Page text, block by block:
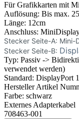
Für Grafikkarten mit
Auflösung: Bis max.
Länge: 12cm
Anschluss:
Stecker Seite-A: Mini-
Stecker Seite-B:
Typ: Passiv ->
verwendet werden)
Standard: DisplayPort
Hersteller Artikel
Farbe: schwarz
Externes
708463-001